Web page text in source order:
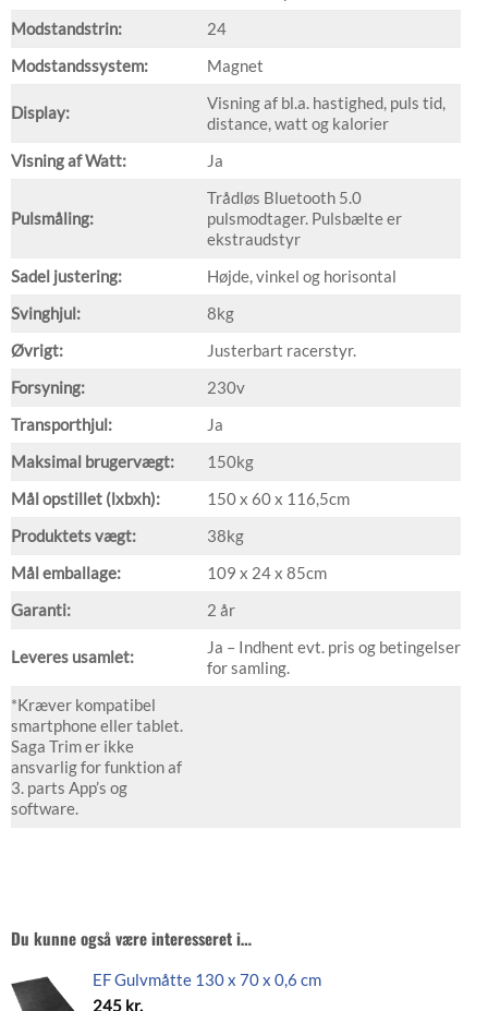
Modstandstrin:
24
Modstandssystem:
Magnet
Display:
Visning af bl.a. hastighed, puls tid,
distance, watt og kalorier
Visning af Watt:
Ja
Pulsmåling:
Trådløs Bluetooth 5.0
pulsmodtager. Pulsbælte er
ekstraudstyr
Sadel justering:
Højde, vinkel og horisontal
Svinghjul:
8kg
Øvrigt:
Justerbart racerstyr.
Forsyning:
230v
Transporthjul:
Ja
Maksimal brugervægt:
150kg
Mål opstillet (lxbxh):
150 x 60 x 116,5cm
Produktets vægt:
38kg
Mål emballage:
109 x 24 x 85cm
Garanti:
2 år
Leveres usamlet:
Ja – Indhent evt. pris og betingelser
for samling.
*Kræver kompatibel
smartphone eller tablet.
Saga Trim er ikke
ansvarlig for funktion af
3. parts App’s og
software.
Du kunne også være interesseret i…
EF Gulvmåtte 130 x 70 x 0,6 cm
245 kr.